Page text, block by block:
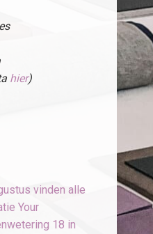
hier)
vinden alle
Your
18 in